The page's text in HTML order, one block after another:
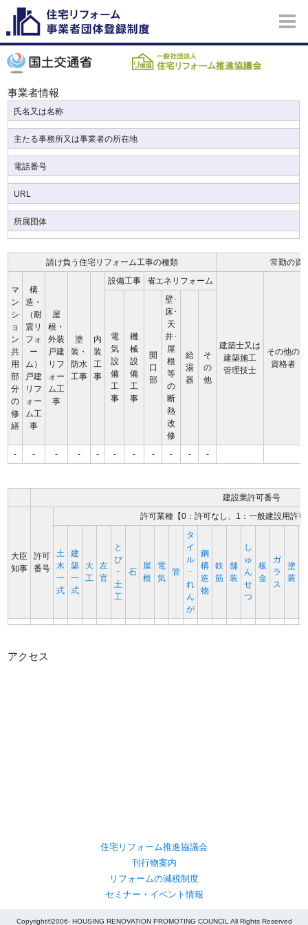
事業者情報
氏名又は名称
主たる事務所又は事業者の所在地
電話番号
URL
所属団体
請け負う住宅リフォーム工事の種類 常勤の資
マ
ン
シ
ョ
ン
共
用
部
分
の
修
繕
構
造・
（耐
震リ
フォ
ー
ム）
戸建
リフ
ォー
ム工
事
屋
根・
外装
戸建
リフ
ォー
ム工
事
塗
装・
防水
工事
内
装
工
事
設備工事 省エネリフォーム
建築士又は
建築施工
管理技士
その他の
資格者
電
気
設
備
工
事
機
械
設
備
工
事
開
口
部
壁･
床･
天
井･
屋
根
等
の
断
熱
改
修
給
湯
器
そ
の
他
- - - - - - - - - - -
建設業許可番号
大臣
知事
許可
番号
許可業種【0：許可なし、1：一般建設用許
土
木
一
式
建
築
一
式
大
工
左
官
と
び
･
土
工
石
屋
根
電
気
管
タ
イ
ル
･
れ
ん
が
鋼
構
造
物
鉄
筋
舗
装
し
ゅ
ん
せ
つ
板
金
ガ
ラ
ス
塗
装
アクセス
住宅リフォーム推進協議会
刊行物案内
リフォームの減税制度
セミナー・イベント情報
Copyright©2006- HOUSING RENOVATION PROMOTING COUNCIL All Rights Reserved